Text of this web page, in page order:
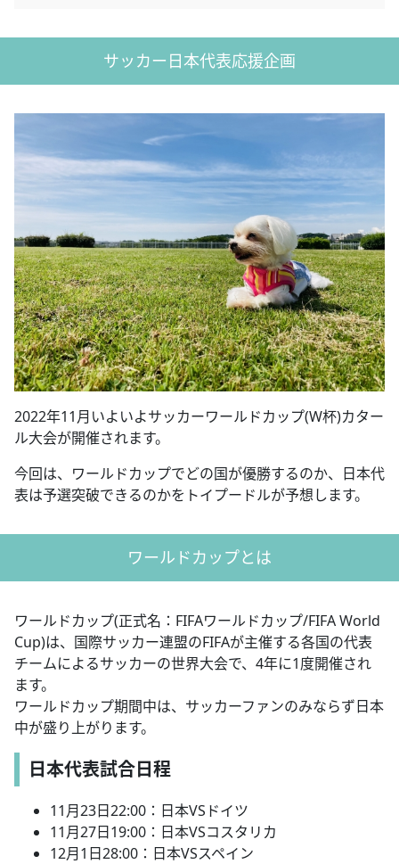
サッカー日本代表応援企画
2022年11月いよいよサッカーワールドカップ(W杯)カター
ル大会が開催されます。
今回は、ワールドカップでどの国が優勝するのか、日本代
表は予選突破できるのかをトイプードルが予想します。
ワールドカップとは
ワールドカップ(正式名：FIFAワールドカップ/FIFA World
Cup)は、国際サッカー連盟のFIFAが主催する各国の代表
チームによるサッカーの世界大会で、4年に1度開催され
ます。
ワールドカップ期間中は、サッカーファンのみならず日本
中が盛り上がります。
日本代表試合日程
11月23日22:00：日本VSドイツ
11月27日19:00：日本VSコスタリカ
12月1日28:00：日本VSスペイン